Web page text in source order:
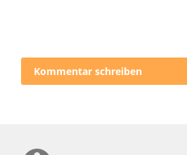
Kommentar schreiben